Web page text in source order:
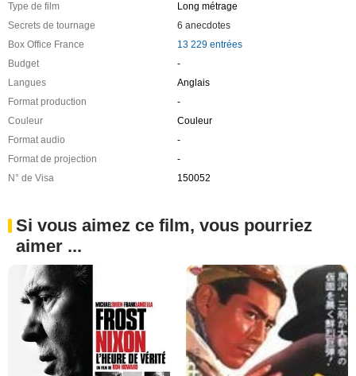
Type de film
Long métrage
Secrets de tournage
6 anecdotes
Box Office France
13 229 entrées
Budget
-
Langues
Anglais
Format production
-
Couleur
Couleur
Format audio
-
Format de projection
-
N° de Visa
150052
Si vous aimez ce film, vous pourriez
aimer ...